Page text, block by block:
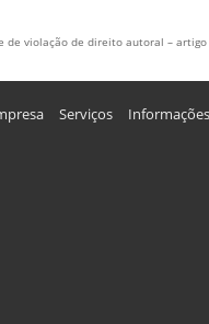
violação de direito autoral – artigo
Serviços Informações